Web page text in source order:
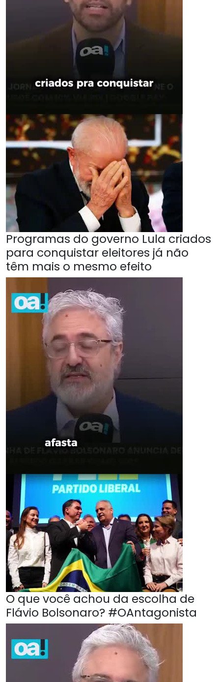
Programas do governo Lula criados
para conquistar eleitores já não
têm mais o mesmo efeito
O que você achou da escolha de
Flávio Bolsonaro? #OAntagonista